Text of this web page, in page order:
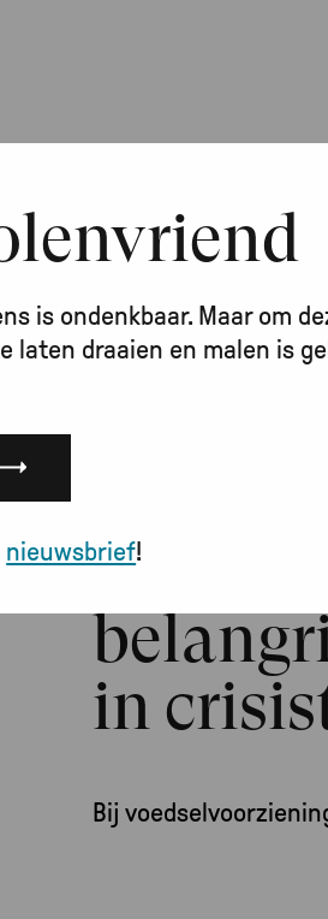
in
Bij
is ondenkbaar. Maar om
laten draaien en malen is
nieuwsbrief!